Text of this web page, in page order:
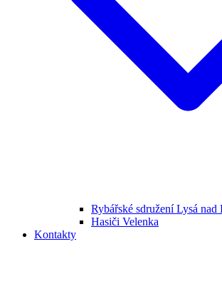
Rybářské sdružení Lysá nad
Hasiči Velenka
Kontakty